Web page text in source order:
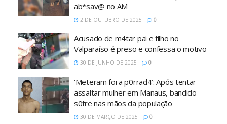
ab*sav@ no AM
2 DE OUTUBRO DE 2025 0
Acusado de m4tar pai e filho no
Valparaíso é preso e confessa o motivo
30 DE JUNHO DE 2025 0
‘Meteram foi a p0rrad4’: Após tentar
assaltar mulher em Manaus, bandido
s0fre nas mãos da população
30 DE MARÇO DE 2025 0